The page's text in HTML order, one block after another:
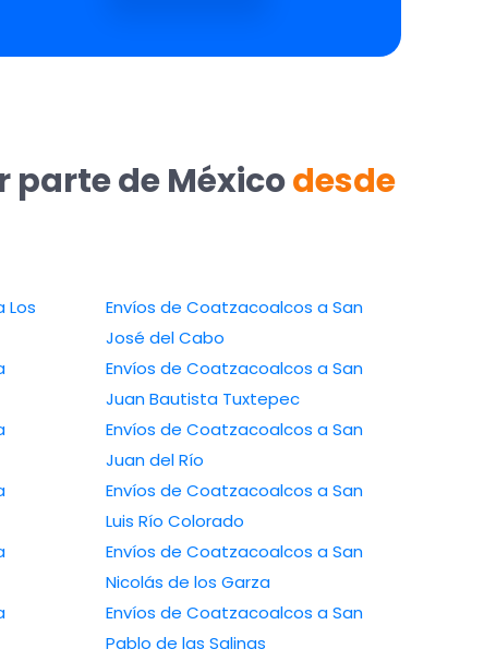
parte de Méxicodesde
Envíos de Coatzacoalcos a San
José del Cabo
Envíos de Coatzacoalcos a San
Juan Bautista Tuxtepec
Envíos de Coatzacoalcos a San
Juan del Río
Envíos de Coatzacoalcos a San
Luis Río Colorado
Envíos de Coatzacoalcos a San
Nicolás de los Garza
Envíos de Coatzacoalcos a San
Pablo de las Salinas